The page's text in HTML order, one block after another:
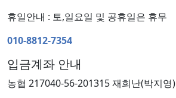
휴일안내 : 토,일요일 및 공휴일은 휴무
010-8812-7354
입금계좌 안내
농협 217040-56-201315 재희난(박지영)